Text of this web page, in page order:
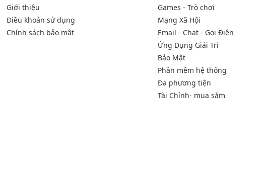
Giới thiệu
Điều khoản sử dụng
Chính sách bảo mật
Games - Trò chơi
Mạng Xã Hội
Email - Chat - Gọi Điện
Ứng Dụng Giải Trí
Bảo Mật
Phần mềm hệ thống
Đa phương tiện
Tài Chính- mua sắm